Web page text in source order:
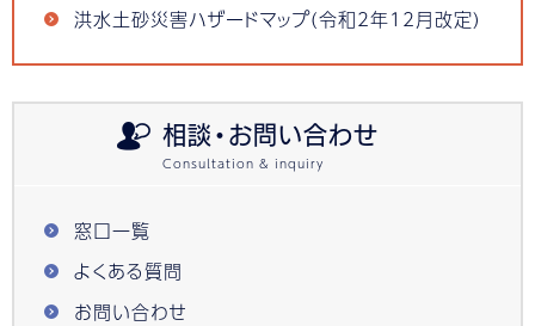
洪水土砂災害ハザードマップ(令和2年12月改定)
相談・お問い合わせ
窓口一覧
よくある質問
お問い合わせ